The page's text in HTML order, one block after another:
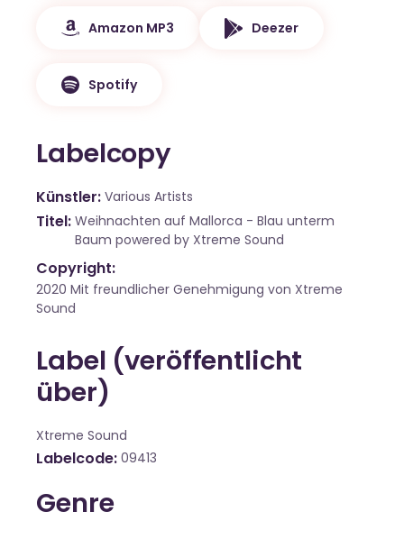
Amazon MP3 Deezer
Spotify
Labelcopy
Künstler Various Artists
Titel Weihnachten auf Mallorca - Blau unterm
Baum powered by Xtreme Sound
Copyright:
2020 Mit freundlicher Genehmigung von Xtreme
Sound
Label (veröffentlicht
über)
Xtreme Sound
Labelcode 09413
Genre